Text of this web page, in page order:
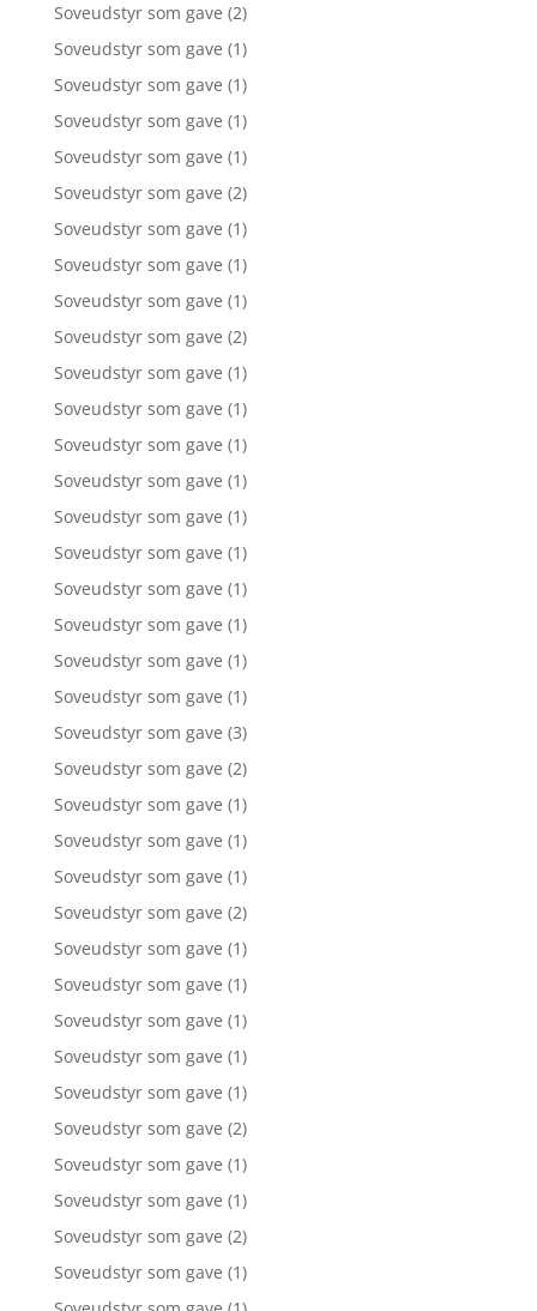
Soveudstyr som gave (2)
Soveudstyr som gave (1)
Soveudstyr som gave (1)
Soveudstyr som gave (1)
Soveudstyr som gave (1)
Soveudstyr som gave (2)
Soveudstyr som gave (1)
Soveudstyr som gave (1)
Soveudstyr som gave (1)
Soveudstyr som gave (2)
Soveudstyr som gave (1)
Soveudstyr som gave (1)
Soveudstyr som gave (1)
Soveudstyr som gave (1)
Soveudstyr som gave (1)
Soveudstyr som gave (1)
Soveudstyr som gave (1)
Soveudstyr som gave (1)
Soveudstyr som gave (1)
Soveudstyr som gave (1)
Soveudstyr som gave (3)
Soveudstyr som gave (2)
Soveudstyr som gave (1)
Soveudstyr som gave (1)
Soveudstyr som gave (1)
Soveudstyr som gave (2)
Soveudstyr som gave (1)
Soveudstyr som gave (1)
Soveudstyr som gave (1)
Soveudstyr som gave (1)
Soveudstyr som gave (1)
Soveudstyr som gave (2)
Soveudstyr som gave (1)
Soveudstyr som gave (1)
Soveudstyr som gave (2)
Soveudstyr som gave (1)